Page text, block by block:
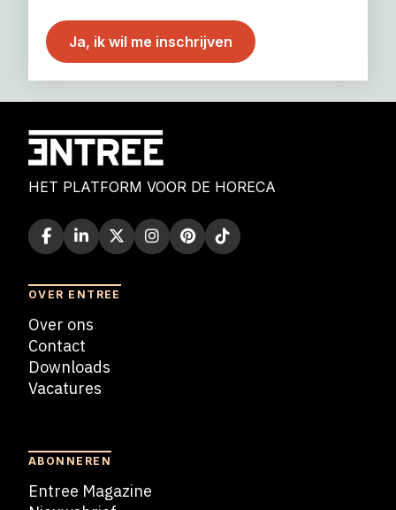
HET PLATFORM VOOR DE HORECA
OVER ENTREE
Over ons
Contact
Downloads
Vacatures
ABONNEREN
Entree Magazine